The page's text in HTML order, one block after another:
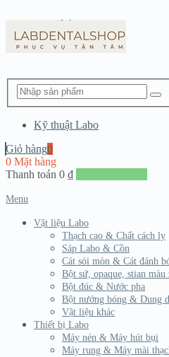
Kỹ thuật Labo
Giỏ hàng0
0 Mặt hàng
Thanh toán 0 ₫
Menu
Vật liệu Labo
Thạch cao & Chất cách ly
Sáp Labo & Cồn
Cát sói mòn & Cát đánh
Bột sứ, opaque, stian
Bột đúc & Nước pha
Bột nướng bóng & Dung
Vật liệu khác
Thiết bị Labo
Máy nén & Máy hút bụi
Máy rung & Máy mài